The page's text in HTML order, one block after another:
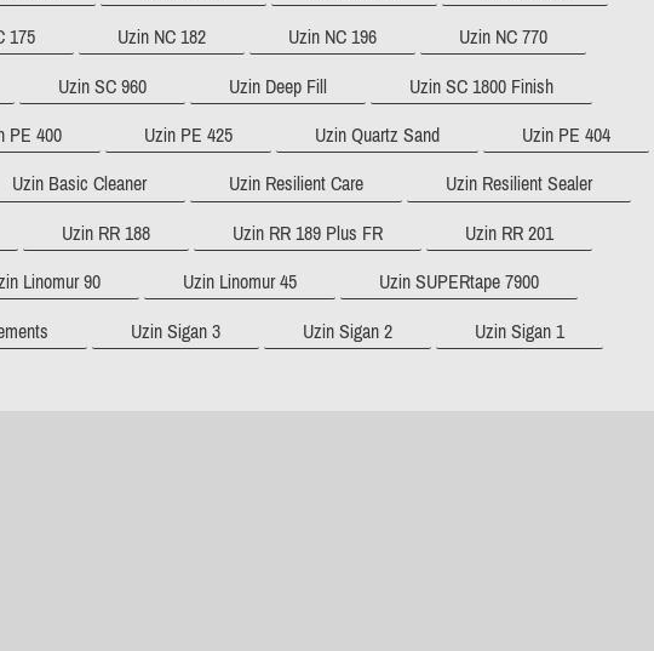
175 Uzin NC 182 Uzin NC 196 Uzin NC 770
Uzin SC 960 Uzin Deep Fill Uzin SC 1800 Finish
PE 400 Uzin PE 425 Uzin Quartz Sand Uzin PE 404
Uzin Basic Cleaner Uzin Resilient Care Uzin Resilient Sealer
Uzin RR 188 Uzin RR 189 Plus FR Uzin RR 201
Linomur 90 Uzin Linomur 45 Uzin SUPERtape 7900
Uzin Sigan 3 Uzin Sigan 2 Uzin Sigan 1